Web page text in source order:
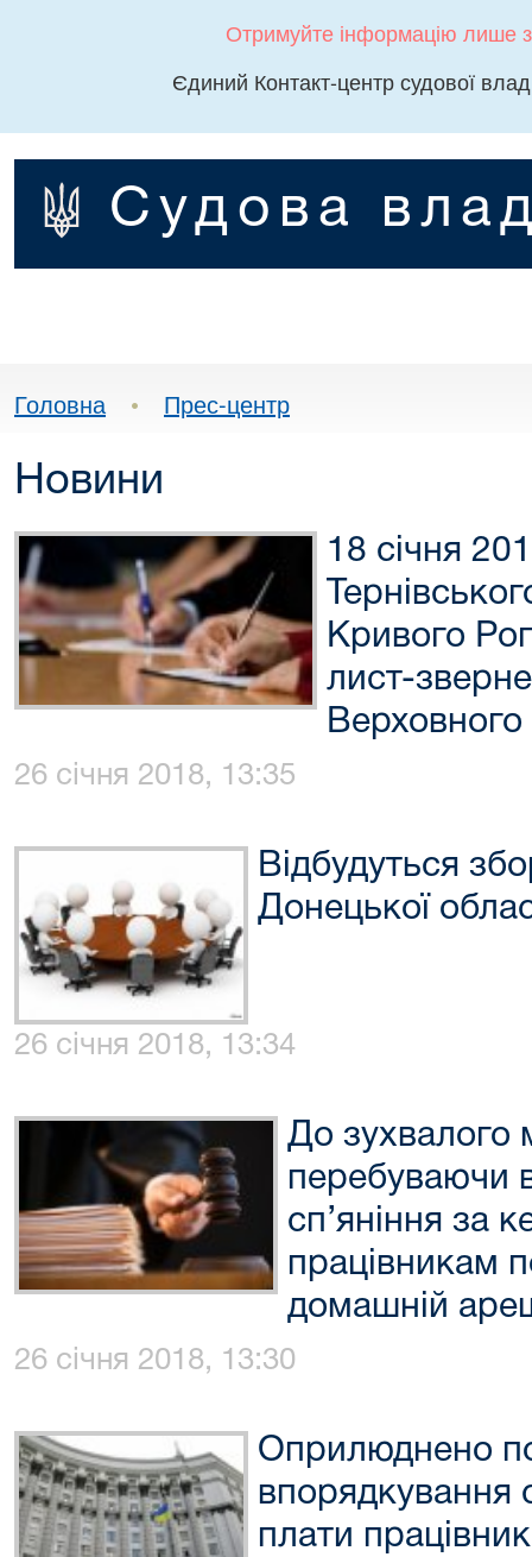
Отримуйте інформацію лише
Єдиний Контакт-центр судової
Судова
Головна • Прес-центр
Новини
18 січня
Кривого
лист-
Верховного
26 січня 2018, 13:35
Відбудуться
Донецької
26 січня 2018, 13:34
До зухвалого
перебуваючи
сп’яніння за
працівникам
домашній
26 січня 2018, 13:30
Оприлюднено
впорядкування
плати